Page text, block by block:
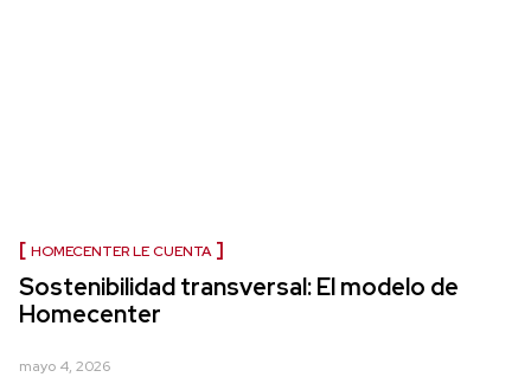
HOMECENTER LE CUENTA
Sostenibilidad transversal: El modelo de
Homecenter
mayo 4, 2026